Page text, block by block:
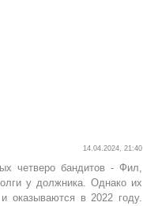
14.04.2024, 21:40
четверо бандитов - Фил,
у должника. Однако их
оказываются в 2022 году.